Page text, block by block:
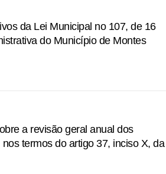
da Lei Municipal no 107, de 16
do Município de Montes
a revisão geral anual dos
termos do artigo 37, inciso X, da